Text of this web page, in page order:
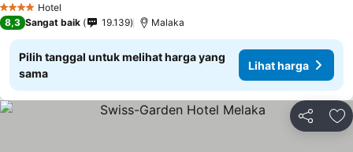
4 BintangHotel
8,3 Sangat baik 19.139 Malaka
Pilih tanggal untuk melihat harga yang
sama
Lihat harga
Bagikan